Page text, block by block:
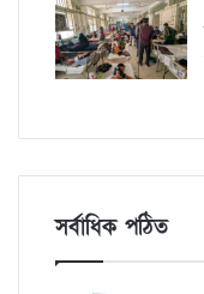
সর্বাধিক পঠিত